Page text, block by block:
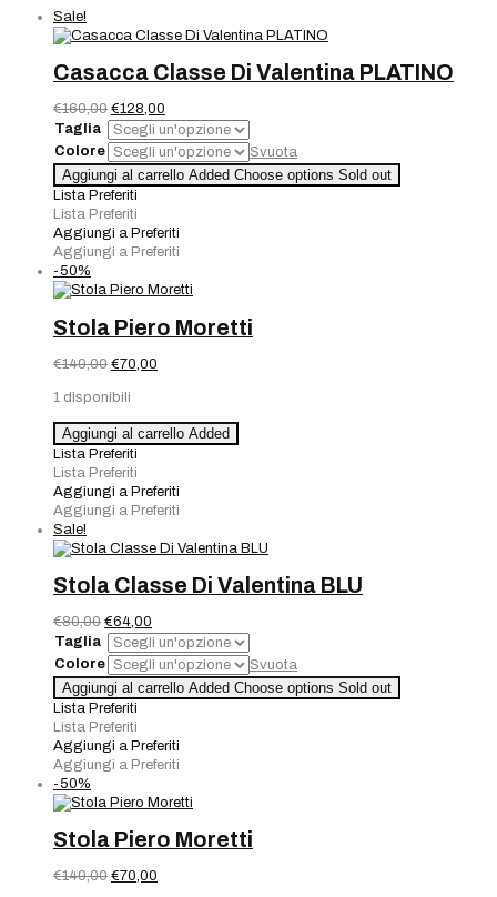
Sale!
Casacca Classe Di Valentina PLATINO
€160,00 Il
prezzo
originale
era:
€160,00.
€128,00
prezzo
attuale
è:
€128,00.
Taglia
Colore
Svuota
Casacca
Classe
Di
Valentina
PLATINO
quantità
Aggiungi al carrello Added Choose options Sold out
Lista Preferiti
Lista Preferiti
Aggiungi a Preferiti
Aggiungi a Preferiti
-50%
Stola Piero Moretti
€140,00 Il
originale
era:
€140,00.
€70,00
è:
€70,00.
1 disponibili
Stola
Piero
Moretti
quantità
Aggiungi al carrello Added
Lista Preferiti
Lista Preferiti
Aggiungi a Preferiti
Aggiungi a Preferiti
Sale!
Stola Classe Di Valentina BLU
€80,00 Il
prezzo
originale
era:
€80,00.
€64,00
prezzo
attuale
è:
€64,00.
Taglia
Colore
Svuota
Stola
Classe
Di
Valentina
BLU
quantità
Aggiungi al carrello Added Choose options Sold out
Lista Preferiti
Lista Preferiti
Aggiungi a Preferiti
Aggiungi a Preferiti
-50%
Stola Piero Moretti
€140,00 Il
€70,00